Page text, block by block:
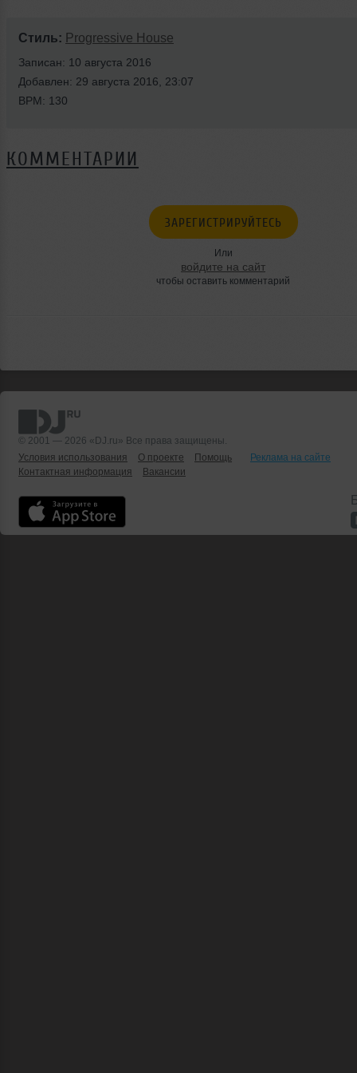
Стиль: Progressive House
Записан: 10 августа 2016
Добавлен: 29 августа 2016, 23:07
BPM: 130
КОММЕНТАРИИ
ЗАРЕГИСТРИРУЙТЕСЬ
Или
войдите на сайт
чтобы оставить комментарий
© 2001 — 2026 «DJ.ru» Все права защищены.
Условия использования
О проекте Помощь
Реклама на сайте
Контактная информация
Вакансии